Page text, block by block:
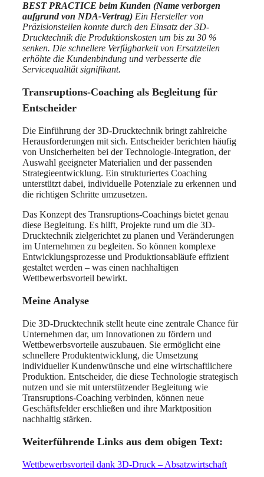
BEST PRACTICE beim Kunden (Name verborgen
aufgrund von NDA-Vertrag) Ein Hersteller von
Präzisionsteilen konnte durch den Einsatz der 3D-
Drucktechnik die Produktionskosten um bis zu 30 %
senken. Die schnellere Verfügbarkeit von Ersatzteilen
erhöhte die Kundenbindung und verbesserte die
Servicequalität signifikant.
Transruptions-Coaching als Begleitung für
Entscheider
Die Einführung der 3D-Drucktechnik bringt zahlreiche
Herausforderungen mit sich. Entscheider berichten häufig
von Unsicherheiten bei der Technologie-Integration, der
Auswahl geeigneter Materialien und der passenden
Strategieentwicklung. Ein strukturiertes Coaching
unterstützt dabei, individuelle Potenziale zu erkennen und
die richtigen Schritte umzusetzen.
Das Konzept des Transruptions-Coachings bietet genau
diese Begleitung. Es hilft, Projekte rund um die 3D-
Drucktechnik zielgerichtet zu planen und Veränderungen
im Unternehmen zu begleiten. So können komplexe
Entwicklungsprozesse und Produktionsabläufe effizient
gestaltet werden – was einen nachhaltigen
Wettbewerbsvorteil bewirkt.
Meine Analyse
Die 3D-Drucktechnik stellt heute eine zentrale Chance für
Unternehmen dar, um Innovationen zu fördern und
Wettbewerbsvorteile auszubauen. Sie ermöglicht eine
schnellere Produktentwicklung, die Umsetzung
individueller Kundenwünsche und eine wirtschaftlichere
Produktion. Entscheider, die diese Technologie strategisch
nutzen und sie mit unterstützender Begleitung wie
Transruptions-Coaching verbinden, können neue
Geschäftsfelder erschließen und ihre Marktposition
nachhaltig stärken.
Weiterführende Links aus dem obigen Text:
Wettbewerbsvorteil dank 3D-Druck – Absatzwirtschaft